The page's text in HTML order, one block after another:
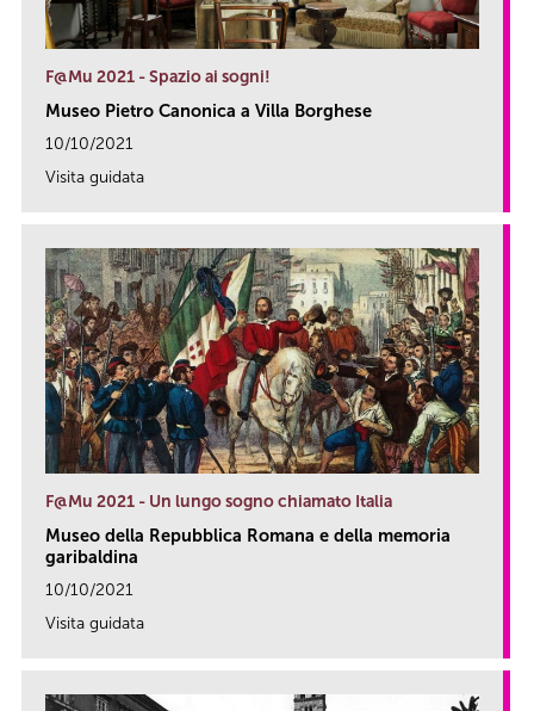
F@Mu 2021 - Spazio ai sogni!
Museo Pietro Canonica a Villa Borghese
10/10/2021
Visita guidata
F@Mu 2021 - Un lungo sogno chiamato Italia
Museo della Repubblica Romana e della memoria
garibaldina
10/10/2021
Visita guidata